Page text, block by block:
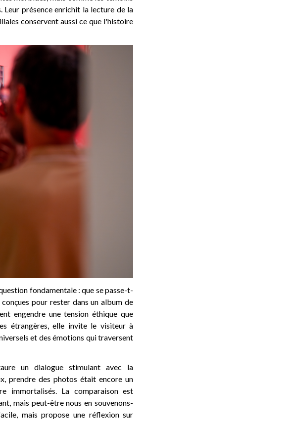
Leur présence enrichit la lecture de la
conservent aussi ce que l'histoire
fondamentale : que se passe-t-
pour rester dans un album de
engendre une tension éthique que
étrangères, elle invite le visiteur à
et des émotions qui traversent
un dialogue stimulant avec la
prendre des photos était encore un
immortalisés. La comparaison est
mais peut-être nous en souvenons-
mais propose une réflexion sur